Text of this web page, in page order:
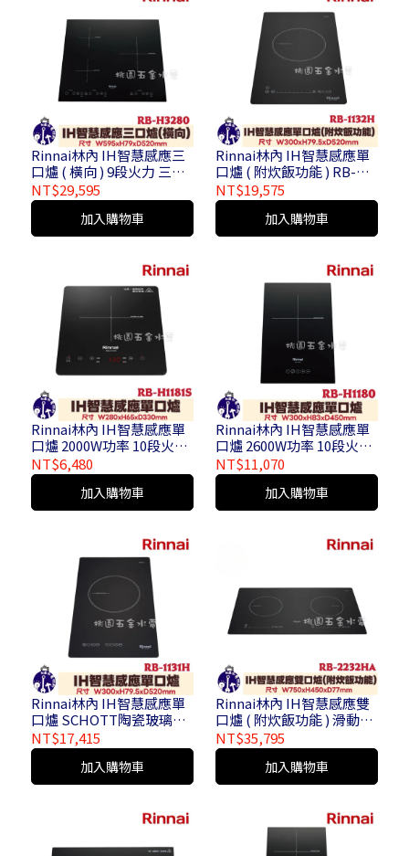
Rinnai林內 IH智慧感應三
口爐 ( 橫向 ) 9段火力 三口
獨立操作設定 RB-H3280
NT$29,595
加入購物車
Rinnai林內 IH智慧感應單
口爐 ( 附炊飯功能 ) RB-
1132HA
NT$19,575
加入購物車
Rinnai林內 IH智慧感應單
口爐 2000W功率 10段火力
RB-H1181S
NT$6,480
加入購物車
Rinnai林內 IH智慧感應單
口爐 2600W功率 10段火力
最長180分鐘定時功能 RB-
H1180
NT$11,070
加入購物車
Rinnai林內 IH智慧感應單
口爐 SCHOTT陶瓷玻璃觸
控天板 六段火力+加速段
RB-1131H
NT$17,415
加入購物車
Rinnai林內 IH智慧感應雙
口爐 ( 附炊飯功能 ) 滑動式
九段火力 SCHOTT CERAN
陶瓷玻璃 RB-2232HA
NT$35,795
加入購物車